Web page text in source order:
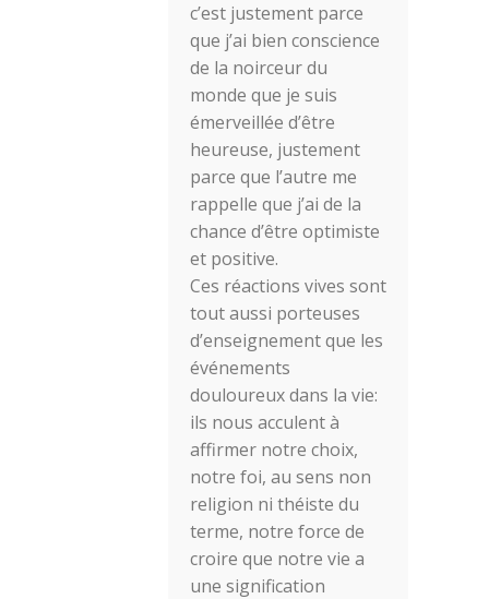
c’est justement parce
que j’ai bien conscience
de la noirceur du
monde que je suis
émerveillée d’être
heureuse, justement
parce que l’autre me
rappelle que j’ai de la
chance d’être optimiste
et positive.
Ces réactions vives sont
tout aussi porteuses
d’enseignement que les
événements
douloureux dans la vie:
ils nous acculent à
affirmer notre choix,
notre foi, au sens non
religion ni théiste du
terme, notre force de
croire que notre vie a
une signification